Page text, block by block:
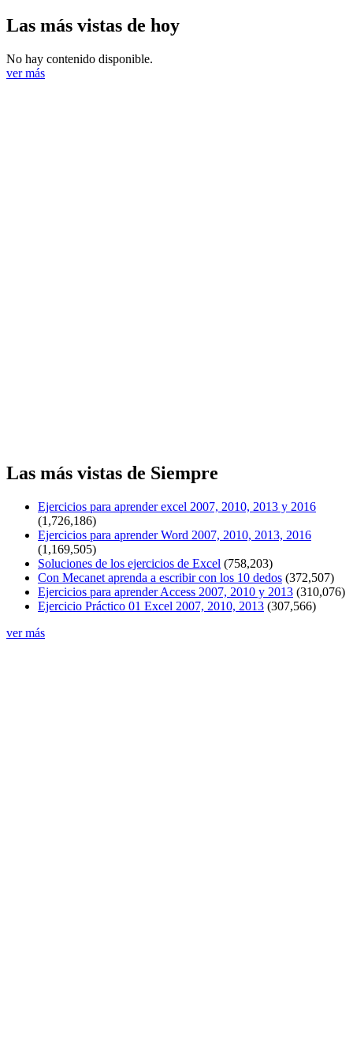
Las más vistas de hoy
No hay contenido disponible.
ver más
Las más vistas de Siempre
Ejercicios para aprender excel 2007, 2010, 2013 y 2016
(1,726,186)
Ejercicios para aprender Word 2007, 2010, 2013, 2016
(1,169,505)
Soluciones de los ejercicios de Excel (758,203)
Con Mecanet aprenda a escribir con los 10 dedos (372,507)
Ejercicios para aprender Access 2007, 2010 y 2013 (310,076)
Ejercicio Práctico 01 Excel 2007, 2010, 2013 (307,566)
ver más